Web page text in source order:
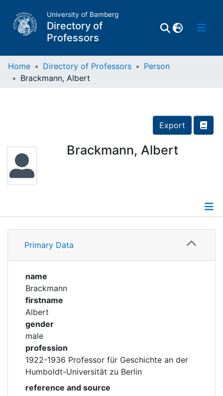
University of Bamberg
Directory of
Professors
Places
Corporations
registry
Home Directory of Professors
Person
Brackmann, Albert
Export
Brackmann, Albert
Profile
Primary Data
name
Brackmann
firstname
Albert
gender
male
profession
1922-1936 Professor für Geschichte an der
Humboldt-Universität zu Berlin
reference and source